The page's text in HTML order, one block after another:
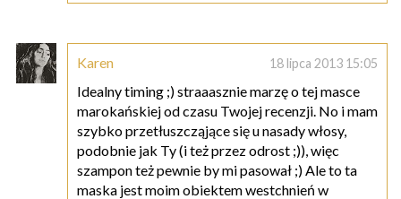
Karen 18 lipca 2013 15:05
Idealny timing ;) straaasznie marzę o tej masce
marokańskiej od czasu Twojej recenzji. No i mam
szybko przetłuszcząjące się u nasady włosy,
podobnie jak Ty (i też przez odrost ;)), więc
szampon też pewnie by mi pasował ;) Ale to ta
maska jest moim obiektem westchnień w